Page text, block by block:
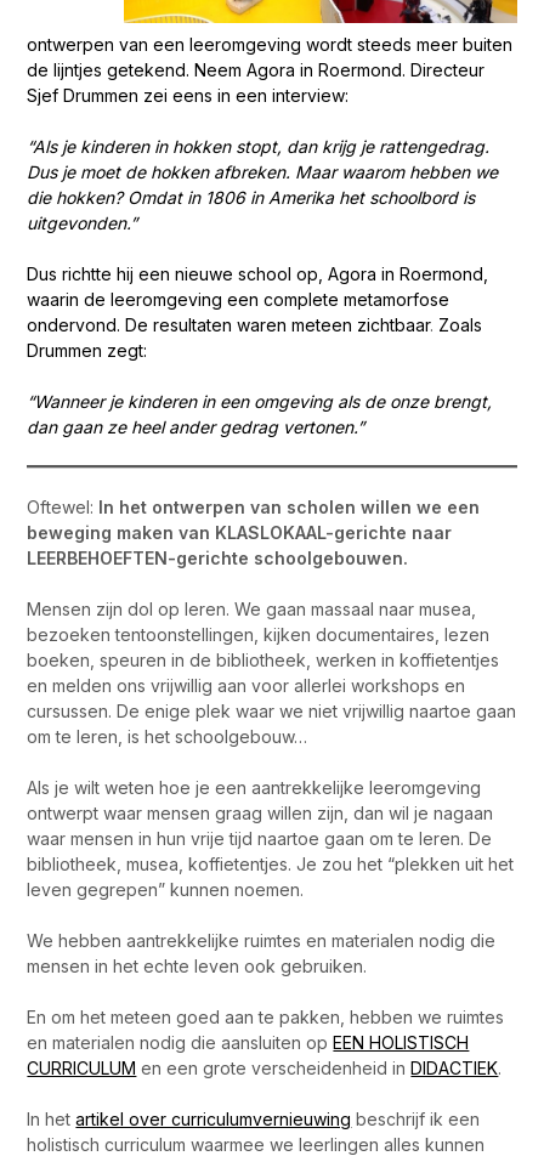
ontwerpen van een leeromgeving wordt steeds meer buiten
de lijntjes getekend. Neem Agora in Roermond. Directeur
Sjef Drummen zei eens in een interview:
“Als je kinderen in hokken stopt, dan krijg je rattengedrag.
Dus je moet de hokken afbreken. Maar waarom hebben we
die hokken? Omdat in 1806 in Amerika het schoolbord is
uitgevonden.”
Dus richtte hij een nieuwe school op, Agora in Roermond,
waarin de leeromgeving een complete metamorfose
ondervond. De resultaten waren meteen zichtbaar. Zoals
Drummen zegt:
“Wanneer je kinderen in een omgeving als de onze brengt,
dan gaan ze heel ander gedrag vertonen.”
Oftewel: In het ontwerpen van scholen willen we een
beweging maken van KLASLOKAAL-gerichte naar
LEERBEHOEFTEN-gerichte schoolgebouwen.
Mensen zijn dol op leren. We gaan massaal naar musea,
bezoeken tentoonstellingen, kijken documentaires, lezen
boeken, speuren in de bibliotheek, werken in koffietentjes
en melden ons vrijwillig aan voor allerlei workshops en
cursussen. De enige plek waar we niet vrijwillig naartoe gaan
om te leren, is het schoolgebouw…
Als je wilt weten hoe je een aantrekkelijke leeromgeving
ontwerpt waar mensen graag willen zijn, dan wil je nagaan
waar mensen in hun vrije tijd naartoe gaan om te leren. De
bibliotheek, musea, koffietentjes. Je zou het “plekken uit het
leven gegrepen” kunnen noemen.
We hebben aantrekkelijke ruimtes en materialen nodig die
mensen in het echte leven ook gebruiken.
En om het meteen goed aan te pakken, hebben we ruimtes
en materialen nodig die aansluiten opEEN HOLISTISCH
CURRICULUM en een grote verscheidenheid inDIDACTIEK.
In hetartikel over curriculumvernieuwing beschrijf ik een
holistisch curriculum waarmee we leerlingen alles kunnen